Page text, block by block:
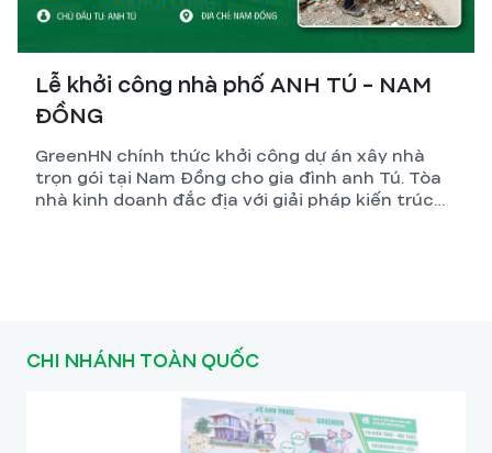
Lễ khởi công nhà phố ANH TÚ - NAM
ĐỒNG
GreenHN chính thức khởi công dự án xây nhà
trọn gói tại Nam Đồng cho gia đình anh Tú. Tòa
nhà kinh doanh đắc địa với giải pháp kiến trúc
CHI NHÁNH TOÀN QUỐC